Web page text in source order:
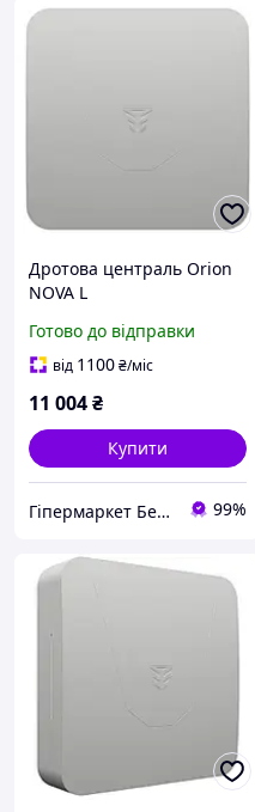
Дротова централь Orion
NOVA L
Готово до відправки
від 1100₴/міс
11 004₴
Купити
Гіпермаркет Безпеки Bezpeka-SHOP 99%